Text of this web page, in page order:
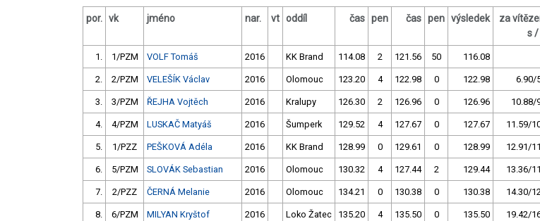
por. vk jméno nar. vt oddíl čas pen čas pen výsledek
za
s /
1. 1/PZM VOLF Tomáš 2016 KK Brand 114.08 2 121.56 50 116.08
2. 2/PZM VELEŠÍK Václav 2016 Olomouc 123.20 4 122.98 0 122.98 6.90/
3. 3/PZM ŘEJHA Vojtěch 2016 Kralupy 126.30 2 126.96 0 126.96 10.88/
4. 4/PZM LUSKAČ Matyáš 2016 Šumperk 129.52 4 127.67 0 127.67 11.59/
5. 1/PZZ PEŠKOVÁ Adéla 2016 KK Brand 128.99 0 129.61 0 128.99 12.91/
6. 5/PZM SLOVÁK Sebastian 2016 Olomouc 130.32 4 127.44 2 129.44 13.36/
7. 2/PZZ ČERNÁ Melanie 2016 Olomouc 134.21 0 130.38 0 130.38 14.30/
8. 6/PZM MILYAN Kryštof 2016 Loko Žatec 135.20 4 135.50 0 135.50 19.42/